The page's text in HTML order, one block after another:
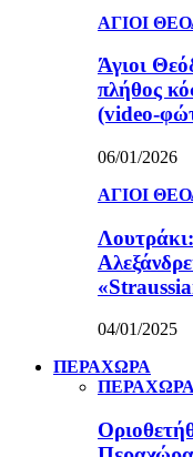
ΑΓΙΟΙ
Άγιοι
πλήθος
(video-
06/01/2026
ΑΓΙΟΙ
04/01/2025
ΠΕΡΑΧΩΡΑ
ΠΕΡΑΧΩΡΑ